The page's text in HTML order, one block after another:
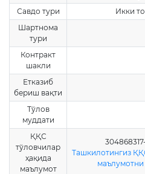
Савдо тури
Икки
Шартнома
тури
Контракт
шакли
Етказиб
бериш вақти
Тўлов
муддати
ҚҚС
тўловчилар
ҳақида
маълумот
Ташкилотингиз